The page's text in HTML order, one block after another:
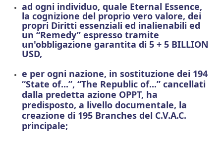
ad ogni individuo, quale Eternal Essence,
la cognizione del proprio vero valore, dei
propri Diritti essenziali ed inalienabili ed
un “Remedy” espresso tramite
un'obbligazione garantita di 5 + 5 BILLION
USD,
e per ogni nazione, in sostituzione dei 194
“State of...”, “The Republic of...” cancellati
dalla predetta azione OPPT, ha
predisposto, a livello documentale, la
creazione di 195 Branches del C.V.A.C.
principale;